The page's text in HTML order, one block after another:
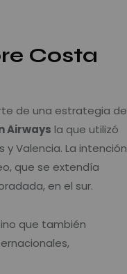
Costa
de una estrategia de
Airways la que utilizó
Valencia. La intención
que se extendía
en el sur.
que también